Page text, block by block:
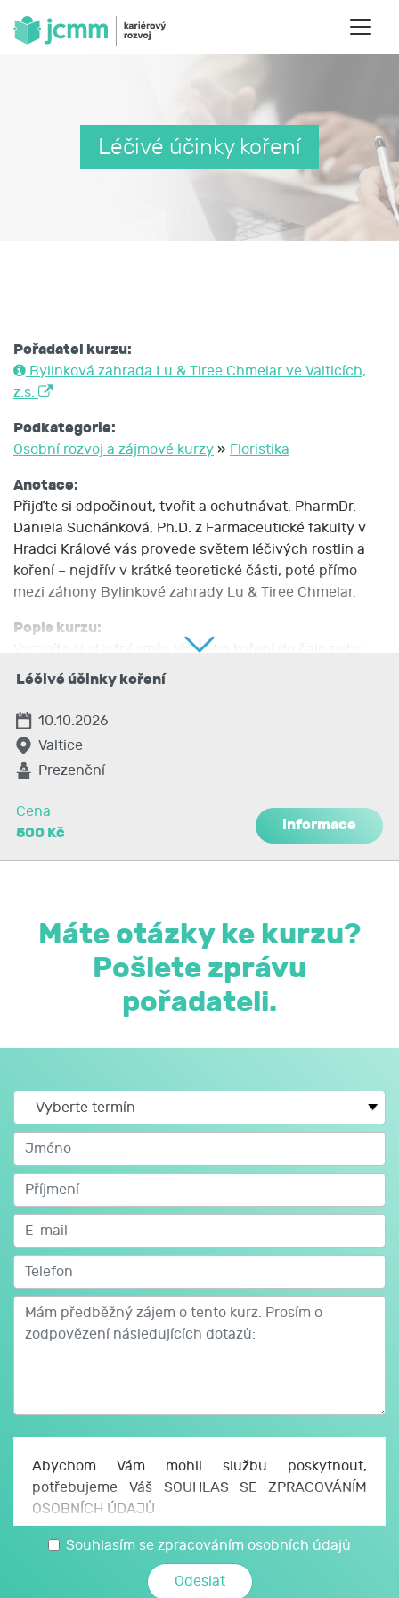
Léčivé účinky koření
Pořadatel kurzu:
Bylinková zahrada Lu & Tiree Chmelar ve Valticích,
z.s.
Podkategorie:
Osobní rozvoj a zájmové kurzy » Floristika
Anotace:
Přijďte si odpočinout, tvořit a ochutnávat. PharmDr.
Daniela Suchánková, Ph.D. z Farmaceutické fakulty v
Hradci Králové vás provede světem léčivých rostlin a
koření – nejdřív v krátké teoretické části, poté přímo
mezi záhony Bylinkové zahrady Lu & Tiree Chmelar.
Popis kurzu:
Vyrobíte si vlastní směs léčivého koření do čaje nebo
třeba do svařáku a voňavou sůl do koupele.
Workshop je vedený v komorní, přátelské atmosféře –
ideální pro všechny, kdo milují bylinky, přírodní
kosmetiku, tvoření rukama a chvíli klidu pro sebe.
Léčivé účinky koření
10.10.2026
Valtice
Prezenční
informace
Cena
500 Kč
Máte otázky ke kurzu?
Pošlete zprávu
pořadateli.
Abychom Vám mohli službu poskytnout,
potřebujeme Váš SOUHLAS SE ZPRACOVÁNÍM
OSOBNÍCH ÚDAJŮ
Uděluji JCMM, z. s. p. o., sídlo Česká 166/11, 602
00 Brno, IČO: 750 64 707 (JCMM) souhlas se
zpracováním svých osobních a citlivých údajů,
Souhlasím se zpracováním osobních údajů